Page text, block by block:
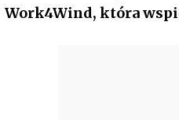
Work4Wind, która